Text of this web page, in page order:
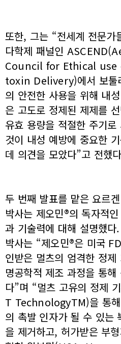
또한, 그는 “전세계 전문가
다학제 패널인
Council for Ethical use
toxin Delivery)에서 보툴
의 안전한 사용을 위해 내
은 고도로 정제된 제제를
유효 용량을 적절한 주기로
것이 내성 예방에 중요한
데 의견을 모았다”고 전했
두 번째 발표를 맡은 요르
박사는 제오민®의 독자적
과 기술력에 대해 설명했다
박사는 “제오민®은 미국
인받은 멀츠의 엄격한 정제
명공학적 제조 과정을 통해
다”며 “멀츠 고유의 정제
T TechnologyTM)을 통
의 촉발 인자가 될 수 있는
을 제거하고, 허가받은 부